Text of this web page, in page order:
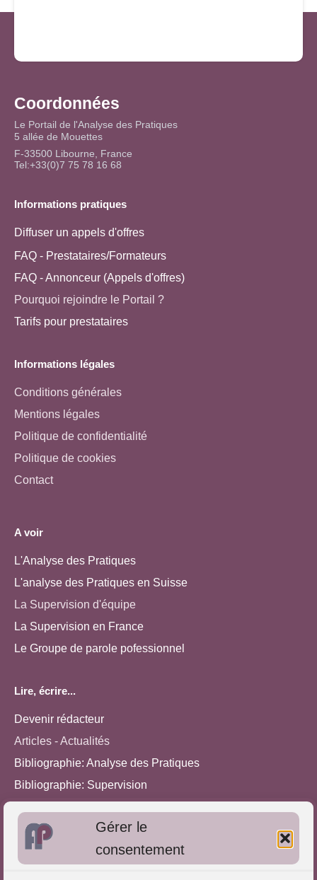
Gérer le
consentement
Coordonnées
Le Portail de l'Analyse des Pratiques
5 allée de Mouettes
F-33500 Libourne, France
Tel:+33(0)7 75 78 16 68
Informations pratiques
Diffuser un appels d'offres
FAQ - Prestataires/Formateurs
FAQ - Annonceur (Appels d'offres)
Pourquoi rejoindre le Portail ?
Tarifs pour prestataires
Informations légales
Conditions générales
Mentions légales
Politique de confidentialité
Politique de cookies
Contact
A voir
L'Analyse des Pratiques
L'analyse des Pratiques en Suisse
La Supervision d'équipe
La Supervision en France
Le Groupe de parole pofessionnel
Lire, écrire...
Devenir rédacteur
Articles - Actualités
Bibliographie: Analyse des Pratiques
Bibliographie: Supervision
Approches de l'Analyse des pratiques